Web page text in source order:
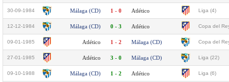
30-09-1984 Málaga (CD) 1 - 0 Atlético Liga (4)
12-12-1984 Málaga (CD) 0 - 3 Atlético Copa del
09-01-1985 Atlético 1 - 2 Málaga (CD) Copa del
27-01-1985 Atlético 3 - 0 Málaga (CD) Liga (22)
09-10-1988 Málaga (CD) 1 - 2 Atlético Liga (6)